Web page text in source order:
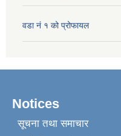
वडा नं १ को प्रोफायल
Notices
सूचना तथा समाचार